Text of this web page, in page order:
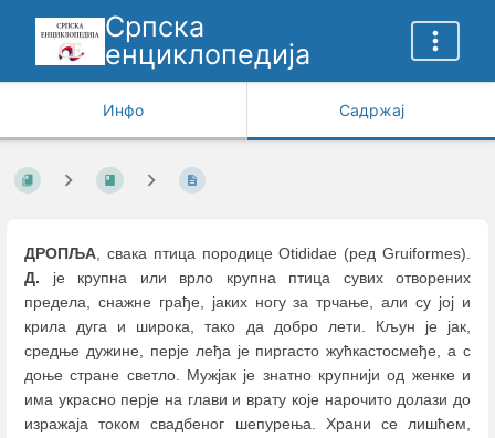
Српска
енциклопедија
Инфо Садржај
ДРОПЉА, свака птица породице Otididae (ред Gruiformes).
Д. је крупна или врло крупна птица сувих отворених
предела, снажне грађе, јаких ногу за трчање, али су јој и
крила дуга и широка, тако да добро лети. Кљун је јак,
средње дужине, перје леђа је пиргасто жућкастосмеђе, а с
доње стране светло. Мужјак је знатно крупнији од женке и
има украсно перје на глави и врату које нарочито долази до
изражаја током свадбеног шепурења. Храни се лишћем,